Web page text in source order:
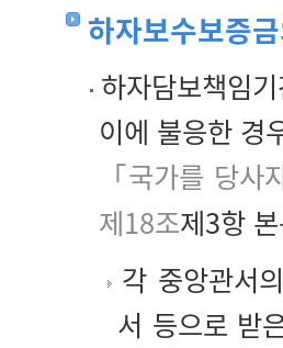
하자보수보증
하자담보책임
이에 불응한 경
「국가를 당
제18조제3항
각 중앙관서
서 등으로 받